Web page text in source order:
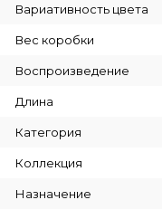
Вариативность цвета
Вес коробки
Воспроизведение
Длина
Категория
Коллекция
Назначение